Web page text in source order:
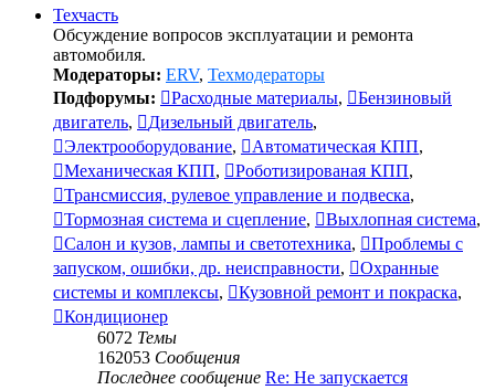
Техчасть
Обсуждение вопросов эксплуатации и ремонта
автомобиля.
Модераторы: ERV, Техмодераторы
Подфорумы:
Расходные материалы,
Бензиновый
двигатель, Дизельный двигатель,
Электрооборудование, Автоматическая КПП,
Механическая КПП, Роботизированая КПП,
Трансмиссия, рулевое управление и подвеска,
Тормозная система и сцепление, Выхлопная система,
Салон и кузов, лампы и светотехника,
Проблемы с
запуском, ошибки, др. неисправности,
Охранные
системы и комплексы, Кузовной ремонт и покраска,
Кондиционер
6072 Темы
162053 Сообщения
Последнее сообщение Re: Не запускается